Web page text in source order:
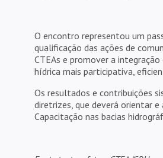
O encontro representou um
qualificação das ações de
CTEAs e promover a
hídrica mais participativa,
Os resultados e contribuições
diretrizes, que deverá orientar
Capacitação nas bacias